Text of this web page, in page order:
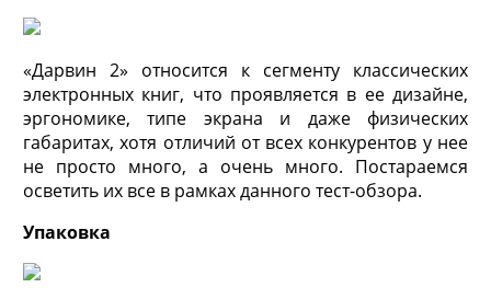
«Дарвин 2» относится к сегменту классических
электронных книг, что проявляется в ее дизайне,
эргономике, типе экрана и даже физических
габаритах, хотя отличий от всех конкурентов у нее
не просто много, а очень много. Постараемся
осветить их все в рамках данного тест-обзора.
Упаковка